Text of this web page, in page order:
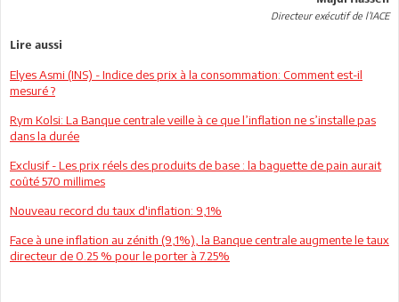
Directeur exécutif de l’IACE
Lire aussi
Elyes Asmi (INS) - Indice des prix à la consommation: Comment est-il
mesuré ?
Rym Kolsi: La Banque centrale veille à ce que l’inflation ne s’installe pas
dans la durée
Exclusif - Les prix réels des produits de base : la baguette de pain aurait
coûté 570 millimes
Nouveau record du taux d'inflation: 9,1%
Face à une inflation au zénith (9,1%), la Banque centrale augmente le taux
directeur de 0.25 % pour le porter à 7.25%